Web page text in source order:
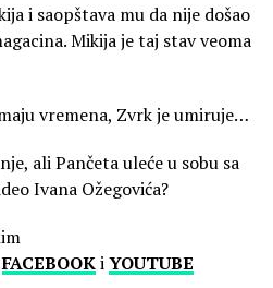
i saopštava mu da nije došao
Mikija je taj stav veoma
vremena, Zvrk je umiruje…
ali Pančeta uleće u sobu sa
Ivana Ožegovića?
FACEBOOKiYOUTUBE